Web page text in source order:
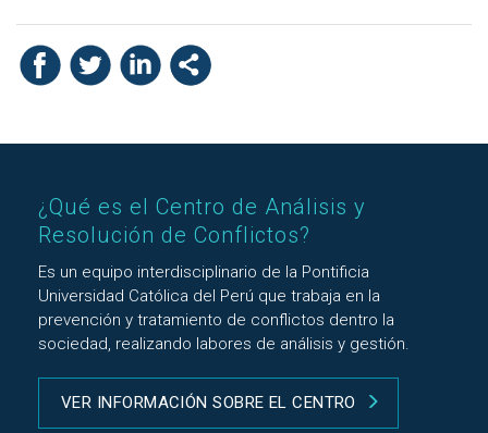
¿Qué es el Centro de Análisis y
Resolución de Conflictos?
Es un equipo interdisciplinario de la Pontificia
Universidad Católica del Perú que trabaja en la
prevención y tratamiento de conflictos dentro la
sociedad, realizando labores de análisis y gestión.
VER INFORMACIÓN SOBRE EL CENTRO